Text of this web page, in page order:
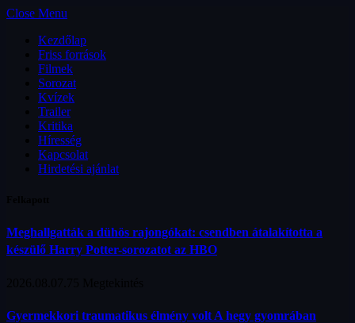
Close Menu
Kezdőlap
Friss források
Filmek
Sorozat
Kvízek
Trailer
Kritika
Híresség
Kapcsolat
Hirdetési ajánlat
Meghallgatták a dühös rajongókat: csendben átalakította a
készülő Harry Potter-sorozatot az HBO
Gyermekkori traumatikus élmény volt A hegy gyomrában